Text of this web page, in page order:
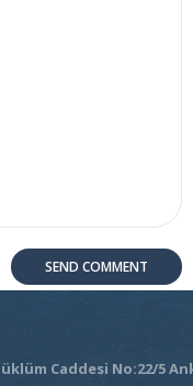
Caddesi No:22/5